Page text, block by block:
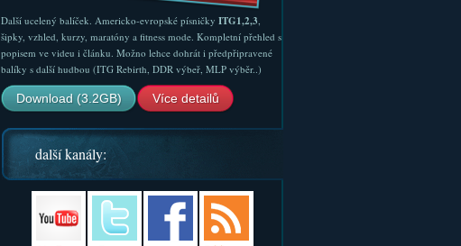
Další ucelený balíček. Americko-evropské písničky ITG1,2,3,
šipky, vzhled, kurzy, maratóny a fitness mode. Kompletní přehled s
popisem ve videu i článku. Možno lehce dohrát i předpřipravené
balíky s další hudbou (ITG Rebirth, DDR výbeř, MLP výběr..)
Download (3.2GB) Více detailů
další kanály: